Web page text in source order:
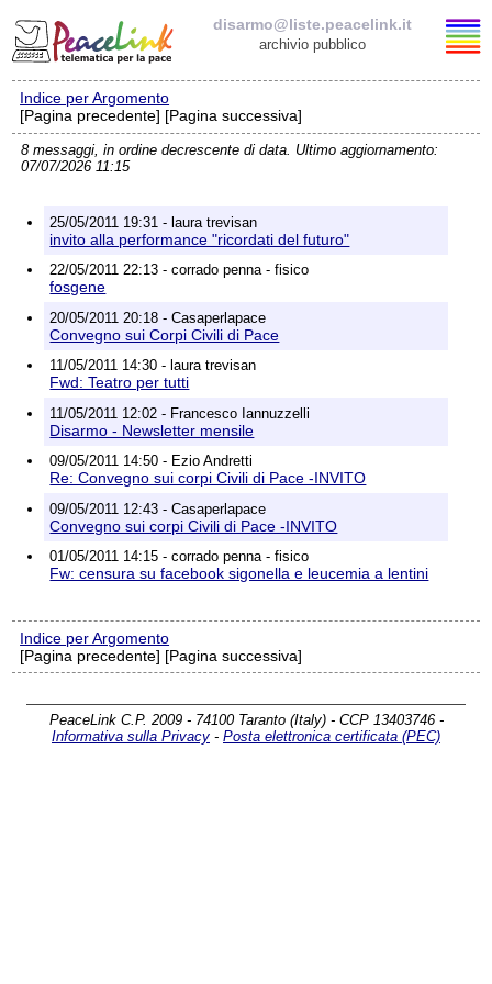
disarmo@liste.peacelink.it
archivio pubblico
Elenco delle liste
disarmo@liste.peacelink.it
Richieste di rimozione
Indice per Argomento
[Pagina precedente] [Pagina successiva]
8 messaggi, in ordine decrescente di data. Ultimo aggiornamento:
07/07/2026 11:15
25/05/2011 19:31 - laura trevisan
invito alla performance "ricordati del futuro"
22/05/2011 22:13 - corrado penna - fisico
fosgene
20/05/2011 20:18 - Casaperlapace
Convegno sui Corpi Civili di Pace
11/05/2011 14:30 - laura trevisan
Fwd: Teatro per tutti
11/05/2011 12:02 - Francesco Iannuzzelli
Disarmo - Newsletter mensile
09/05/2011 14:50 - Ezio Andretti
Re: Convegno sui corpi Civili di Pace -INVITO
09/05/2011 12:43 - Casaperlapace
Convegno sui corpi Civili di Pace -INVITO
01/05/2011 14:15 - corrado penna - fisico
Fw: censura su facebook sigonella e leucemia a lentini
Indice per Argomento
[Pagina precedente] [Pagina successiva]
PeaceLink C.P. 2009 - 74100 Taranto (Italy) - CCP 13403746 -
Informativa sulla Privacy - Posta elettronica certificata (PEC)